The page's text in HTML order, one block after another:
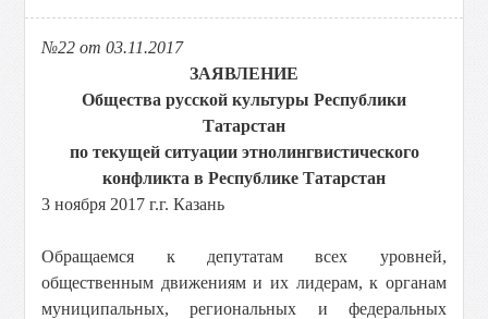
№22 от 03.11.2017
ЗАЯВЛЕНИЕ
Общества русской культуры Республики
Татарстан
по текущей ситуации этнолингвистического
конфликта в Республике Татарстан
3 ноября 2017 г.г. Казань
Обращаемся к депутатам всех уровней,
общественным движениям и их лидерам, к органам
муниципальных, региональных и федеральных